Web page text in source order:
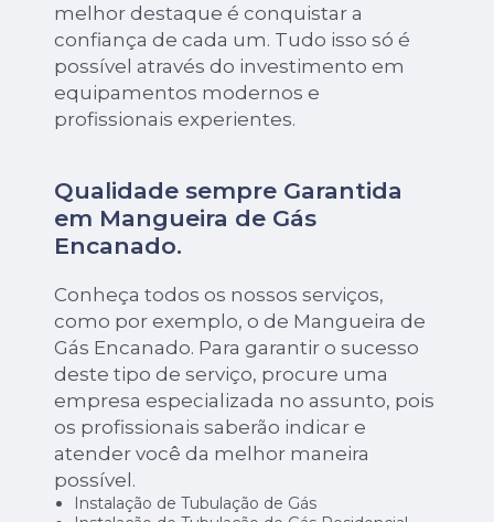
melhor destaque é conquistar a
confiança de cada um. Tudo isso só é
possível através do investimento em
equipamentos modernos e
profissionais experientes.
Qualidade sempre Garantida
em Mangueira de Gás
Encanado.
Conheça todos os nossos serviços,
como por exemplo, o de Mangueira de
Gás Encanado. Para garantir o sucesso
deste tipo de serviço, procure uma
empresa especializada no assunto, pois
os profissionais saberão indicar e
atender você da melhor maneira
possível.
Instalação de Tubulação de Gás